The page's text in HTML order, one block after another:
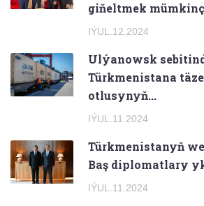
giňeltmek
IÝUL.12.2024
Ulýanowsk
Türkmenistana
otlusynyň...
IÝUL.11.2024
Türkmenistanyň
Baş diplomatlary
IÝUL.11.2024